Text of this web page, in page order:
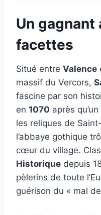
Un gagnant
facettes
Situé entre Valence
massif du Vercors,
fascine par son
en 1070 après
les reliques de
l’abbaye gothique
cœur du village.
Historique depuis
pèlerins de toute
guérison du « mal